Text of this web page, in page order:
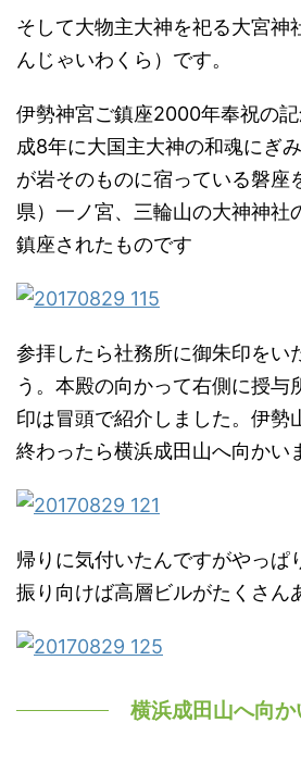
そして大物主大神を祀る大宮神
んじゃいわくら）です。
伊勢神宮ご鎮座2000年奉祝の
成8年に大国主大神の和魂にぎ
が岩そのものに宿っている磐座
県）一ノ宮、三輪山の大神神社
鎮座されたものです
参拝したら社務所に御朱印をい
う。本殿の向かって右側に授与
印は冒頭で紹介しました。伊勢
終わったら横浜成田山へ向かい
帰りに気付いたんですがやっぱ
振り向けば高層ビルがたくさん
横浜成田山へ向か